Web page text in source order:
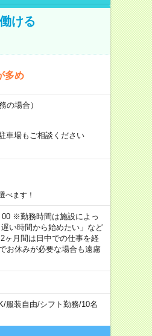
ける
多め
場合）
場もご相談ください
べます！
00 ※勤務時間は施設によっ
い時間から始めたい」など
ヶ月間は日中での仕事を経
休みが必要な場合も遠慮
/服装自由/シフト勤務/10名